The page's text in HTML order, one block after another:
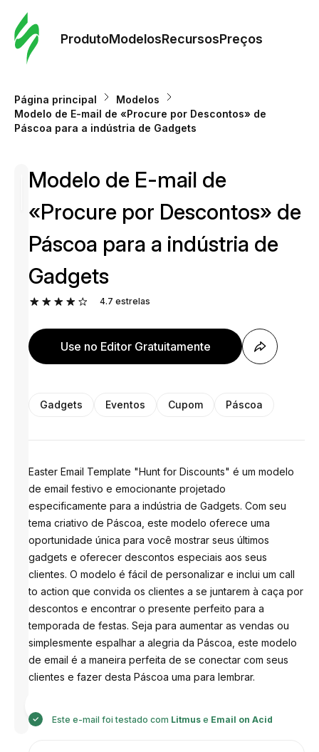
ProdutoModelosRecursosPreços
Página principal
Modelos
Modelo de E-mail de «Procure por Descontos» de
Páscoa para a indústria de Gadgets
Anastasiia
Modelo de E-mail de
«Procure por Descontos» de
Páscoa para a indústria de
Gadgets
4.7 estrelas
Use no Editor Gratuitamente
Gadgets Eventos Cupom Páscoa
Easter Email Template "Hunt for Discounts" é um modelo
de email festivo e emocionante projetado
especificamente para a indústria de Gadgets. Com seu
tema criativo de Páscoa, este modelo oferece uma
oportunidade única para você mostrar seus últimos
gadgets e oferecer descontos especiais aos seus
clientes. O modelo é fácil de personalizar e inclui um call
to action que convida os clientes a se juntarem à caça por
descontos e encontrar o presente perfeito para a
temporada de festas. Seja para aumentar as vendas ou
simplesmente espalhar a alegria da Páscoa, este modelo
de email é a maneira perfeita de se conectar com seus
clientes e fazer desta Páscoa uma para lembrar.
Este e-mail foi testado com Litmus e Email on Acid